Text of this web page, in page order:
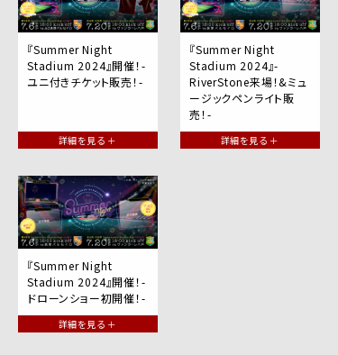
『Summer Night
Stadium 2024』開催！-
ユニ付きチケット販売！-
詳細を見る ＋
『Summer Night
Stadium 2024』-
RiverStone来場！&ミュ
ージックペンライト販
売！-
詳細を見る ＋
『Summer Night
Stadium 2024』開催！-
ドローンショー初開催！-
詳細を見る ＋